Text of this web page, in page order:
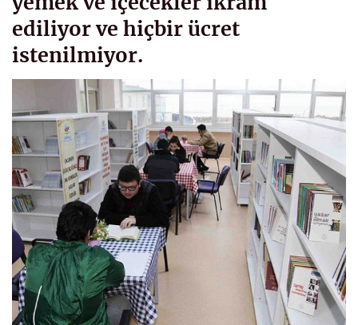
ediliyor ve hiçbir ücret
istenilmiyor.